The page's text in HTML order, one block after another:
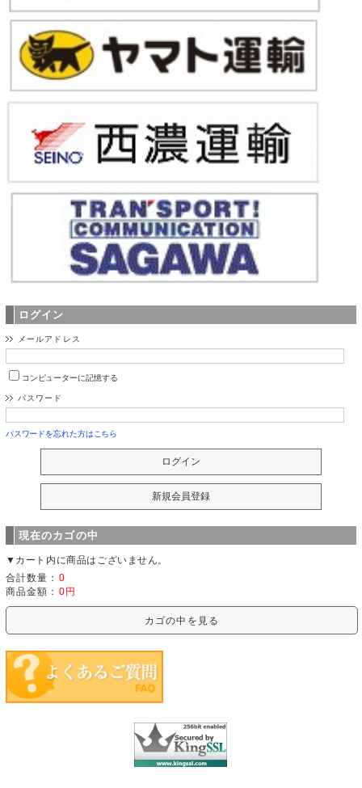
ログイン
メールアドレス
コンピューターに記憶する
パスワード
パスワードを忘れた方はこちら
現在のカゴの中
▼カート内に商品はございません。
合計数量： 0
商品金額： 0円
カゴの中を見る